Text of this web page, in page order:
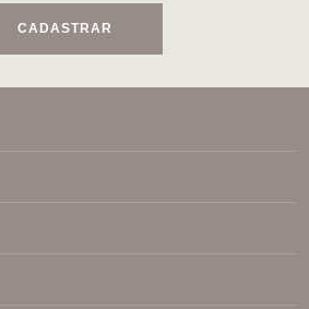
CADASTRAR